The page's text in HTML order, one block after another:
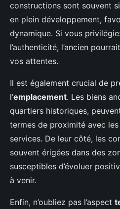
constructions sont souvent
en plein développement,
dynamique. Si vous
l’authenticité, l’ancien
vos attentes.
Il est également crucial de
l’emplacement. Les biens
quartiers historiques,
termes de proximité avec
services. De leur côté, les
souvent érigées dans des
susceptibles d’évoluer
à venir.
Enfin, n’oubliez pas l’aspect